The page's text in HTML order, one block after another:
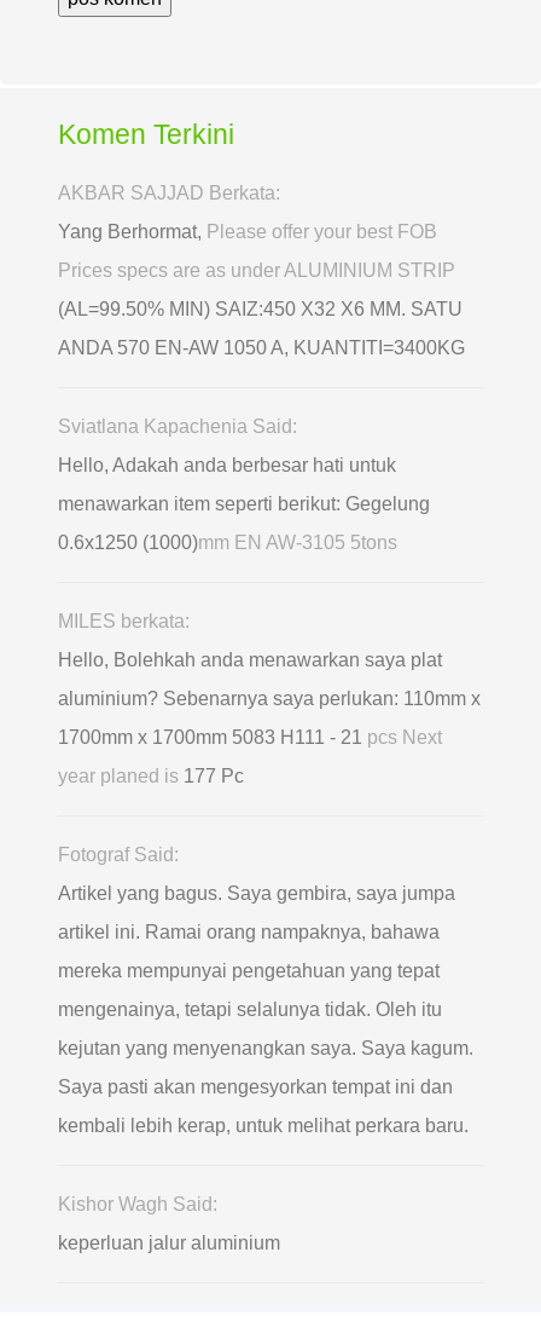
Komen Terkini
AKBAR SAJJAD Berkata:
Yang Berhormat, Please offer your best FOB
Prices specs are as under ALUMINIUM STRIP
(AL=99.50% MIN) SAIZ:450 X32 X6 MM. SATU
ANDA 570 EN-AW 1050 A, KUANTITI=3400KG
Sviatlana Kapachenia Said:
Hello, Adakah anda berbesar hati untuk
menawarkan item seperti berikut: Gegelung
0.6х1250 (1000)mm EN AW-3105 5tons
MILES berkata:
Hello, Bolehkah anda menawarkan saya plat
aluminium? Sebenarnya saya perlukan: 110mm x
1700mm x 1700mm 5083 H111 - 21 pcs Next
year planed is 177 Pc
Fotograf Said:
Artikel yang bagus. Saya gembira, saya jumpa
artikel ini. Ramai orang nampaknya, bahawa
mereka mempunyai pengetahuan yang tepat
mengenainya, tetapi selalunya tidak. Oleh itu
kejutan yang menyenangkan saya. Saya kagum.
Saya pasti akan mengesyorkan tempat ini dan
kembali lebih kerap, untuk melihat perkara baru.
Kishor Wagh Said:
keperluan jalur aluminium